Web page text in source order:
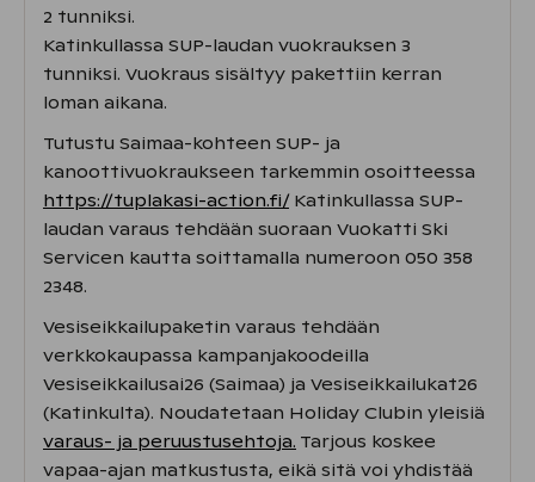
2 tunniksi.
Katinkullassa SUP-laudan vuokrauksen 3
tunniksi. Vuokraus sisältyy pakettiin kerran
loman aikana.
Tutustu Saimaa-kohteen SUP- ja
kanoottivuokraukseen tarkemmin osoitteessa
https://tuplakasi-action.fi/Katinkullassa SUP-
laudan varaus tehdään suoraan Vuokatti Ski
Servicen kautta soittamalla numeroon 050 358
2348.
Vesiseikkailupaketin varaus tehdään
verkkokaupassa kampanjakoodeilla
Vesiseikkailusai26 (Saimaa) ja Vesiseikkailukat26
(Katinkulta). Noudatetaan Holiday Clubin yleisiä
varaus- ja peruustusehtoja. Tarjous koskee
vapaa-ajan matkustusta, eikä sitä voi yhdistää